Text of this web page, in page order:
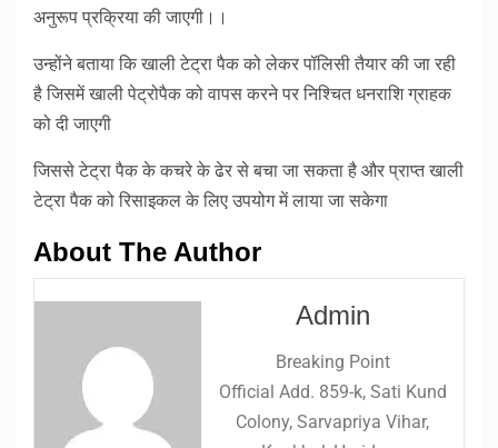
अनुरूप प्रक्रिया की जाएगी।।
उन्होंने बताया कि खाली टेट्रा पैक को लेकर पॉलिसी तैयार की जा रही
है जिसमें खाली पेट्रोपैक को वापस करने पर निश्चित धनराशि ग्राहक
को दी जाएगी
जिससे टेट्रा पैक के कचरे के ढेर से बचा जा सकता है और प्राप्त खाली
टेट्रा पैक को रिसाइकल के लिए उपयोग में लाया जा सकेगा
About The Author
Admin
Breaking Point
Official Add. 859-k, Sati Kund
Colony, Sarvapriya Vihar,